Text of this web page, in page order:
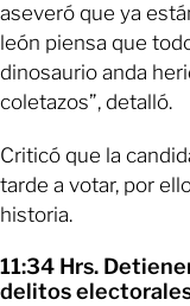
aseveró que ya
león piensa que
dinosaurio anda
coletazos”, detalló.
Criticó que la
tarde a votar, por
historia.
11:34 Hrs.
delitos